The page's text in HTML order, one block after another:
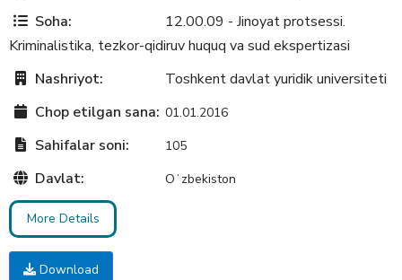
Soha:
12.00.09 - Jinoyat protsessi.
Kriminalistika, tezkor-qidiruv huquq va sud ekspertizasi
Nashriyot:
Toshkent davlat yuridik universiteti
Chop etilgan sana: 01.01.2016
Sahifalar soni: 105
Davlat: Oʻzbekiston
More Details
Download